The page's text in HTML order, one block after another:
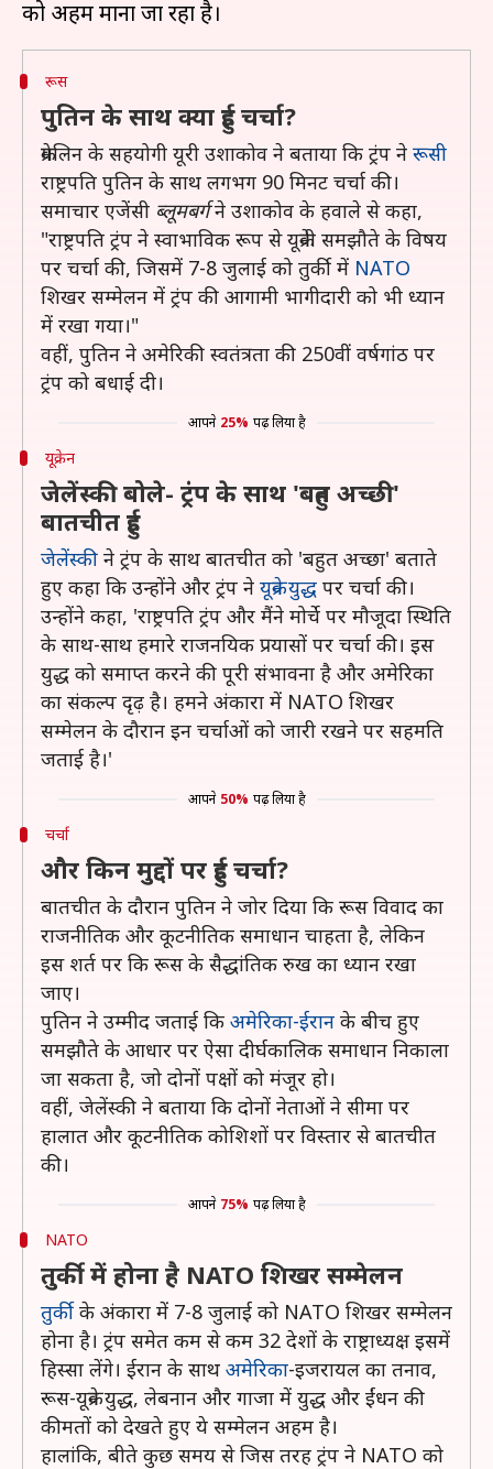
रूस
पुतिन के साथ क्या हुई चर्चा?
क्रेमलिन के सहयोगी यूरी उशाकोव ने बताया कि ट्रंप ने रूसी
राष्ट्रपति पुतिन के साथ लगभग 90 मिनट चर्चा की।
समाचार एजेंसी ब्लूमबर्गने उशाकोव के हवाले से कहा,
"राष्ट्रपति ट्रंप ने स्वाभाविक रूप से यूक्रेनी समझौते के विषय
पर चर्चा की, जिसमें 7-8 जुलाई को तुर्की में NATO
शिखर सम्मेलन में ट्रंप की आगामी भागीदारी को भी ध्यान
में रखा गया।"
वहीं, पुतिन ने अमेरिकी स्वतंत्रता की 250वीं वर्षगांठ पर
ट्रंप को बधाई दी।
आपने 25% पढ़ लिया है
यूक्रेन
जेलेंस्की बोले- ट्रंप के साथ 'बहुत अच्छी'
बातचीत हुई
जेलेंस्की ने ट्रंप के साथ बातचीत को 'बहुत अच्छा' बताते
हुए कहा कि उन्होंने और ट्रंप ने यूक्रेन युद्ध पर चर्चा की।
उन्होंने कहा, 'राष्ट्रपति ट्रंप और मैंने मोर्चे पर मौजूदा स्थिति
के साथ-साथ हमारे राजनयिक प्रयासों पर चर्चा की। इस
युद्ध को समाप्त करने की पूरी संभावना है और अमेरिका
का संकल्प दृढ़ है। हमने अंकारा में NATO शिखर
सम्मेलन के दौरान इन चर्चाओं को जारी रखने पर सहमति
जताई है।'
आपने 50% पढ़ लिया है
चर्चा
और किन मुद्दों पर हुई चर्चा?
बातचीत के दौरान पुतिन ने जोर दिया कि रूस विवाद का
राजनीतिक और कूटनीतिक समाधान चाहता है, लेकिन
इस शर्त पर कि रूस के सैद्धांतिक रुख का ध्यान रखा
जाए।
पुतिन ने उम्मीद जताई कि अमेरिका-ईरान के बीच हुए
समझौते के आधार पर ऐसा दीर्घकालिक समाधान निकाला
जा सकता है, जो दोनों पक्षों को मंजूर हो।
वहीं, जेलेंस्की ने बताया कि दोनों नेताओं ने सीमा पर
हालात और कूटनीतिक कोशिशों पर विस्तार से बातचीत
की।
आपने 75% पढ़ लिया है
NATO
तुर्की में होना है NATO शिखर सम्मेलन
तुर्कीके अंकारा में 7-8 जुलाई को NATO शिखर सम्मेलन
होना है। ट्रंप समेत कम से कम 32 देशों के राष्ट्राध्यक्ष इसमें
हिस्सा लेंगे। ईरान के साथ अमेरिका-इजरायल का तनाव,
रूस-यूक्रेन युद्ध, लेबनान और गाजा में युद्ध और ईंधन की
कीमतों को देखते हुए ये सम्मेलन अहम है।
हालांकि, बीते कुछ समय से जिस तरह ट्रंप ने NATO को